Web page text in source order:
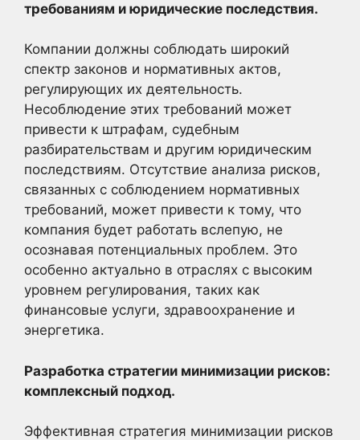
требованиям и юридические последствия.
Компании должны соблюдать широкий
спектр законов и нормативных актов,
регулирующих их деятельность.
Несоблюдение этих требований может
привести к штрафам, судебным
разбирательствам и другим юридическим
последствиям. Отсутствие анализа рисков,
связанных с соблюдением нормативных
требований, может привести к тому, что
компания будет работать вслепую, не
осознавая потенциальных проблем. Это
особенно актуально в отраслях с высоким
уровнем регулирования, таких как
финансовые услуги, здравоохранение и
энергетика.
Разработка стратегии минимизации рисков:
комплексный подход.
Эффективная стратегия минимизации рисков